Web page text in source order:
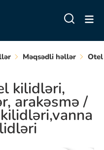
Məqsədli həllər
kilidləri,
arakəsmə /